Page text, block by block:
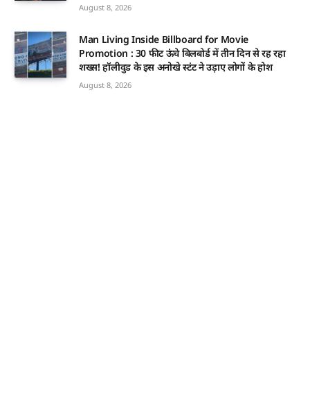
August 8, 2026
Man Living Inside Billboard for Movie
Promotion : 30 फीट ऊंचे बिलबोर्ड में तीन दिन से रह रहा
शख्स! हॉलीवुड के इस अनोखे स्टंट ने उड़ाए लोगों के होश
August 8, 2026